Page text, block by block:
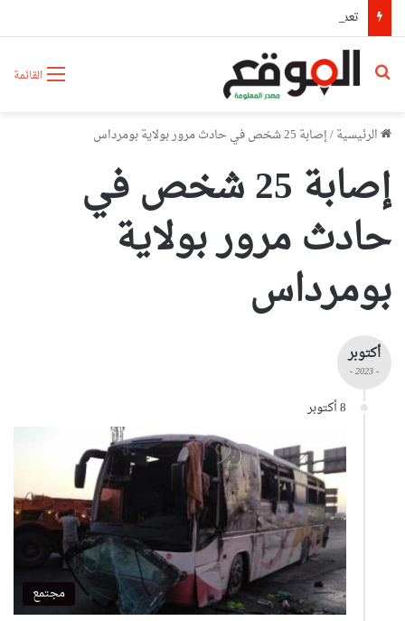
تعديل رزنامة الدخول المدرسي
القائمة بحث عن
الرئيسية/إصابة 25 شخص في حادث مرور بولاية بومرداس
إصابة 25 شخص في
حادث مرور بولاية
بومرداس
أكتوبر
- 2023 -
8 أكتوبر
مجتمع